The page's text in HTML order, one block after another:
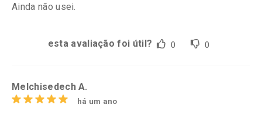
Ainda não usei.
esta avaliação foi útil? 0 0
Melchisedech A.
há um ano